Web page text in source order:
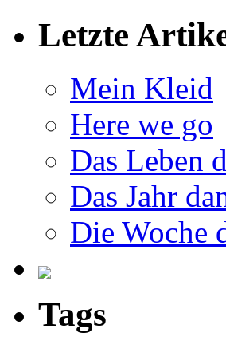
Letzte
Mein Kleid
Here we go
Das Leben
Das Jahr
Die Woche
Tags